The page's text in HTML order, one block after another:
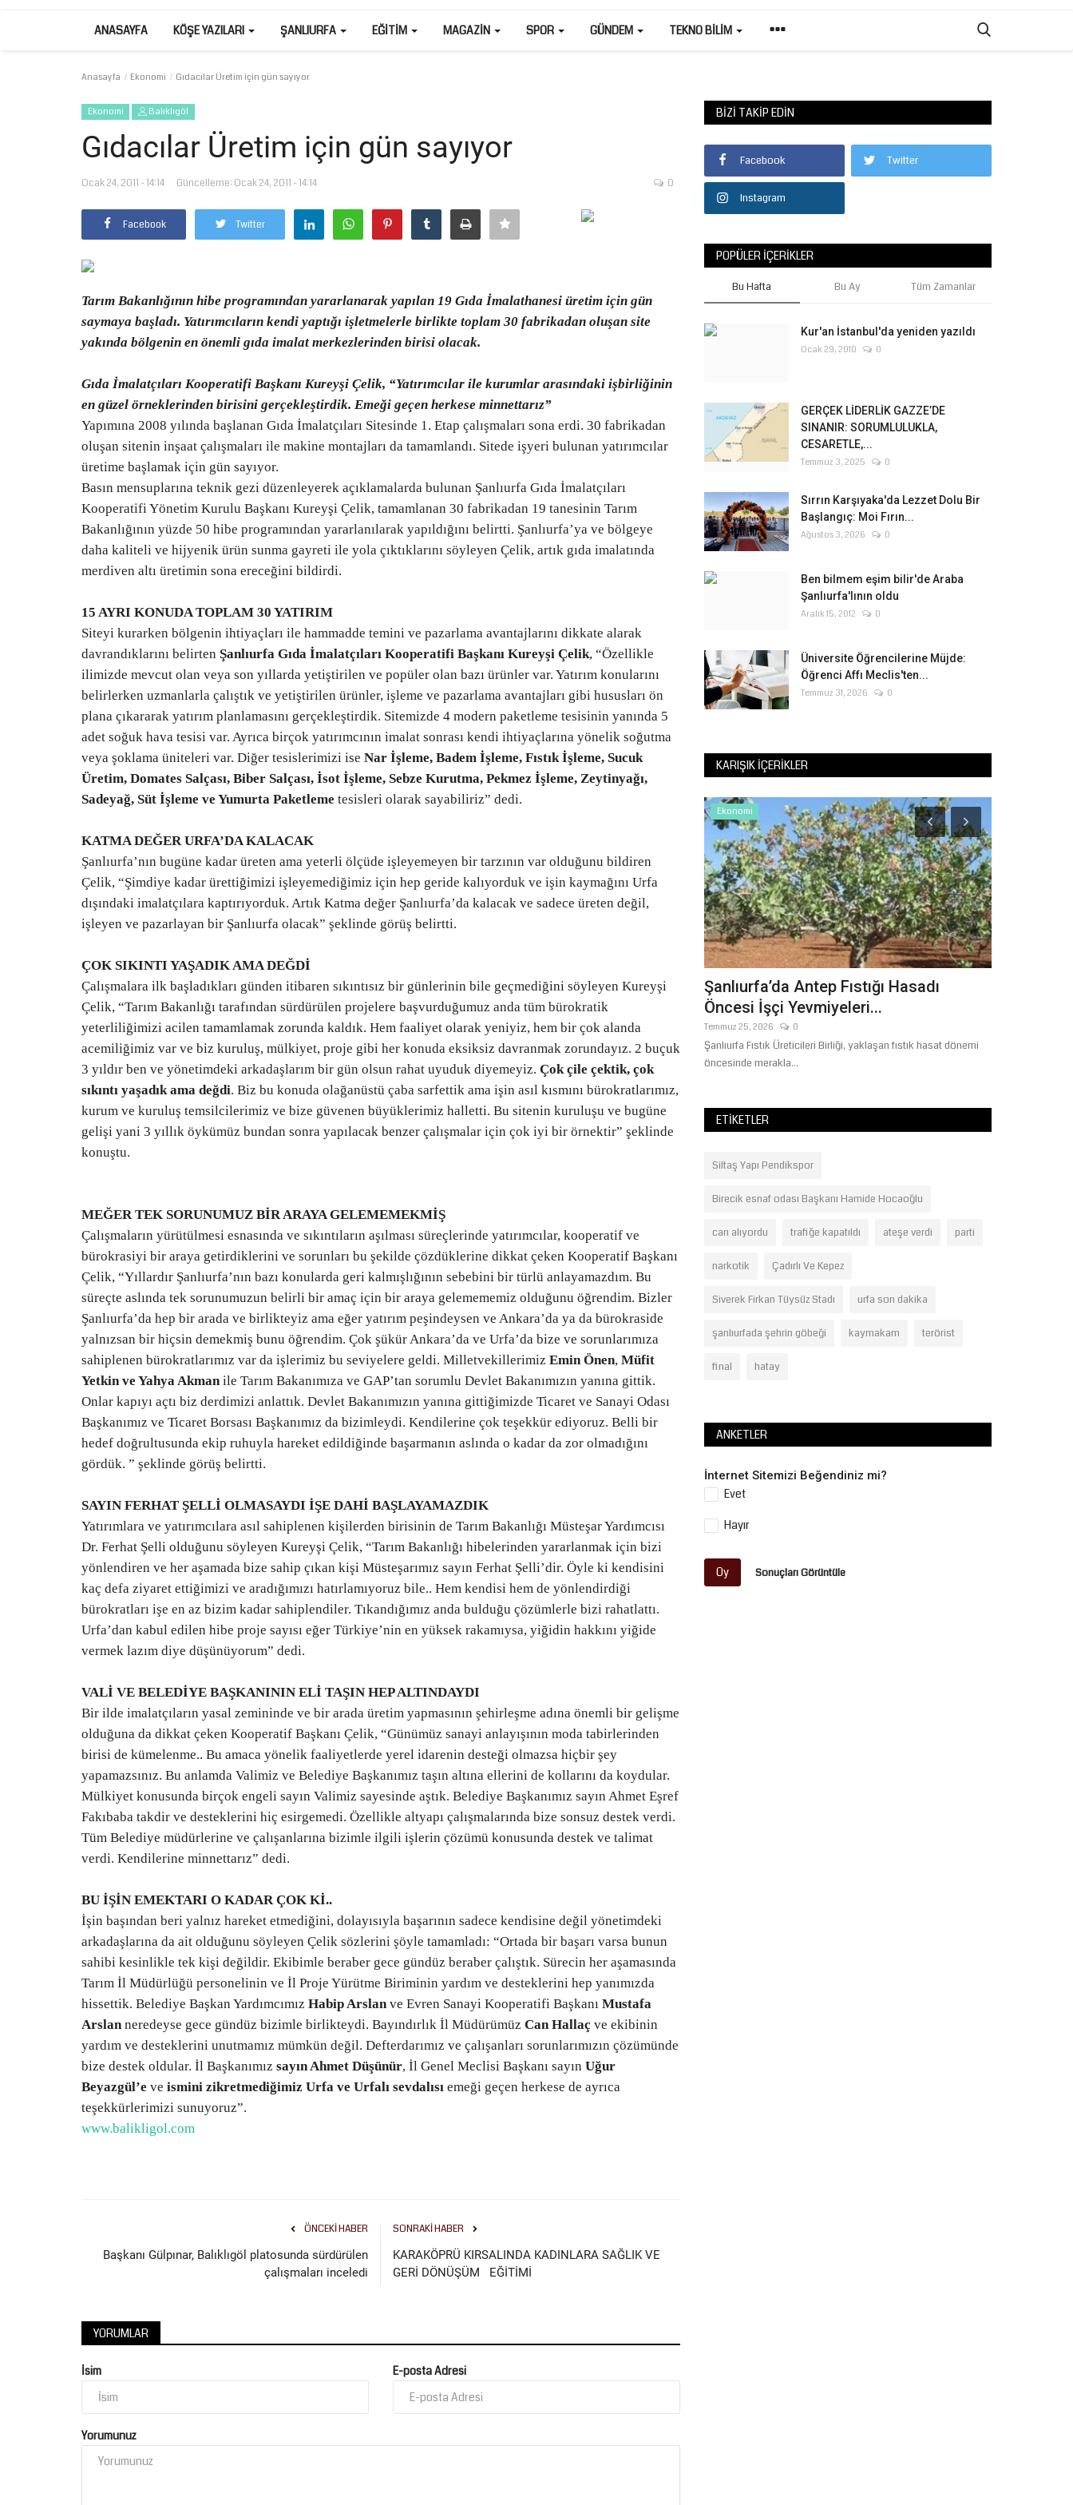
ANASAYFA KÖŞE YAZILARI ŞANLIURFA EĞITIM MAGAZIN SPOR GÜNDEM TEKNO BILIM
Anasayfa Ekonomi Gıdacılar Üretim için gün sayıyor
Ekonomi Balıklıgöl
Gıdacılar Üretim için gün sayıyor
Ocak 24, 2011 - 14:14 Güncelleme: Ocak 24, 2011 - 14:14 0
Facebook Twitter
Tarım Bakanlığının hibe programından yararlanarak yapılan 19 Gıda İmalathanesi üretim için gün
saymaya başladı. Yatırımcıların kendi yaptığı işletmelerle birlikte toplam 30 fabrikadan oluşan site
yakında bölgenin en önemli gıda imalat merkezlerinden birisi olacak.
Gıda İmalatçıları Kooperatifi Başkanı Kureyşi Çelik, “Yatırımcılar ile kurumlar arasındaki işbirliğinin
en güzel örneklerinden birisini gerçekleştirdik. Emeği geçen herkese minnettarız”
Yapımına 2008 yılında başlanan Gıda İmalatçıları Sitesinde 1. Etap çalışmaları sona erdi. 30 fabrikadan
oluşan sitenin inşaat çalışmaları ile makine montajları da tamamlandı. Sitede işyeri bulunan yatırımcılar
üretime başlamak için gün sayıyor.
Basın mensuplarına teknik gezi düzenleyerek açıklamalarda bulunan Şanlıurfa Gıda İmalatçıları
Kooperatifi Yönetim Kurulu Başkanı Kureyşi Çelik, tamamlanan 30 fabrikadan 19 tanesinin Tarım
Bakanlığının yüzde 50 hibe programından yararlanılarak yapıldığını belirtti. Şanlıurfa’ya ve bölgeye
daha kaliteli ve hijyenik ürün sunma gayreti ile yola çıktıklarını söyleyen Çelik, artık gıda imalatında
merdiven altı üretimin sona ereceğini bildirdi.
15 AYRI KONUDA TOPLAM 30 YATIRIM
Siteyi kurarken bölgenin ihtiyaçları ile hammadde temini ve pazarlama avantajlarını dikkate alarak
davrandıklarını belirten Şanlıurfa Gıda İmalatçıları Kooperatifi Başkanı Kureyşi Çelik, “Özellikle
ilimizde mevcut olan veya son yıllarda yetiştirilen ve popüler olan bazı ürünler var. Yatırım konularını
belirlerken uzmanlarla çalıştık ve yetiştirilen ürünler, işleme ve pazarlama avantajları gibi hususları ön
plana çıkararak yatırım planlamasını gerçekleştirdik. Sitemizde 4 modern paketleme tesisinin yanında 5
adet soğuk hava tesisi var. Ayrıca birçok yatırımcının imalat sonrası kendi ihtiyaçlarına yönelik soğutma
veya şoklama üniteleri var. Diğer tesislerimizi ise Nar İşleme, Badem İşleme, Fıstık İşleme, Sucuk
Üretim, Domates Salçası, Biber Salçası, İsot İşleme, Sebze Kurutma, Pekmez İşleme, Zeytinyağı,
Sadeyağ, Süt İşleme ve Yumurta Paketleme tesisleri olarak sayabiliriz” dedi.
KATMA DEĞER URFA’DA KALACAK
Şanlıurfa’nın bugüne kadar üreten ama yeterli ölçüde işleyemeyen bir tarzının var olduğunu bildiren
Çelik, “Şimdiye kadar ürettiğimizi işleyemediğimiz için hep geride kalıyorduk ve işin kaymağını Urfa
dışındaki imalatçılara kaptırıyorduk. Artık Katma değer Şanlıurfa’da kalacak ve sadece üreten değil,
işleyen ve pazarlayan bir Şanlıurfa olacak” şeklinde görüş belirtti.
ÇOK SIKINTI YAŞADIK AMA DEĞDİ
Çalışmalara ilk başladıkları günden itibaren sıkıntısız bir günlerinin bile geçmediğini söyleyen Kureyşi
Çelik, “Tarım Bakanlığı tarafından sürdürülen projelere başvurduğumuz anda tüm bürokratik
yeterliliğimizi acilen tamamlamak zorunda kaldık. Hem faaliyet olarak yeniyiz, hem bir çok alanda
acemiliğimiz var ve biz kuruluş, mülkiyet, proje gibi her konuda eksiksiz davranmak zorundayız. 2 buçuk
3 yıldır ben ve yönetimdeki arkadaşlarım bir gün olsun rahat uyuduk diyemeyiz. Çok çile çektik, çok
sıkıntı yaşadık ama değdi. Biz bu konuda olağanüstü çaba sarfettik ama işin asıl kısmını bürokratlarımız,
kurum ve kuruluş temsilcilerimiz ve bize güvenen büyüklerimiz halletti. Bu sitenin kuruluşu ve bugüne
gelişi yani 3 yıllık öykümüz bundan sonra yapılacak benzer çalışmalar için çok iyi bir örnektir” şeklinde
konuştu.
MEĞER TEK SORUNUMUZ BİR ARAYA GELEMEMEKMİŞ
Çalışmaların yürütülmesi esnasında ve sıkıntıların aşılması süreçlerinde yatırımcılar, kooperatif ve
bürokrasiyi bir araya getirdiklerini ve sorunları bu şekilde çözdüklerine dikkat çeken Kooperatif Başkanı
Çelik, “Yıllardır Şanlıurfa’nın bazı konularda geri kalmışlığının sebebini bir türlü anlayamazdım. Bu
süreçte aslında tek sorunumuzun belirli bir amaç için bir araya gelemememiz olduğunu öğrendim. Bizler
Şanlıurfa’da hep bir arada ve birlikteyiz ama eğer yatırım peşindeysen ve Ankara’da ya da bürokraside
yalnızsan bir hiçsin demekmiş bunu öğrendim. Çok şükür Ankara’da ve Urfa’da bize ve sorunlarımıza
sahiplenen bürokratlarımız var da işlerimiz bu seviyelere geldi. Milletvekillerimiz Emin Önen, Müfit
Yetkin ve Yahya Akmanile Tarım Bakanımıza ve GAP’tan sorumlu Devlet Bakanımızın yanına gittik.
Onlar kapıyı açtı biz derdimizi anlattık. Devlet Bakanımızın yanına gittiğimizde Ticaret ve Sanayi Odası
Başkanımız ve Ticaret Borsası Başkanımız da bizimleydi. Kendilerine çok teşekkür ediyoruz. Belli bir
hedef doğrultusunda ekip ruhuyla hareket edildiğinde başarmanın aslında o kadar da zor olmadığını
gördük. ” şeklinde görüş belirtti.
SAYIN FERHAT ŞELLİ OLMASAYDI İŞE DAHİ BAŞLAYAMAZDIK
Yatırımlara ve yatırımcılara asıl sahiplenen kişilerden birisinin de Tarım Bakanlığı Müsteşar Yardımcısı
Dr. Ferhat Şelli olduğunu söyleyen Kureyşi Çelik, “Tarım Bakanlığı hibelerinden yararlanmak için bizi
yönlendiren ve her aşamada bize sahip çıkan kişi Müsteşarımız sayın Ferhat Şelli’dir. Öyle ki kendisini
kaç defa ziyaret ettiğimizi ve aradığımızı hatırlamıyoruz bile.. Hem kendisi hem de yönlendirdiği
bürokratları işe en az bizim kadar sahiplendiler. Tıkandığımız anda bulduğu çözümlerle bizi rahatlattı.
Urfa’dan kabul edilen hibe proje sayısı eğer Türkiye’nin en yüksek rakamıysa, yiğidin hakkını yiğide
vermek lazım diye düşünüyorum” dedi.
VALİ VE BELEDİYE BAŞKANININ ELİ TAŞIN HEP ALTINDAYDI
Bir ilde imalatçıların yasal zemininde ve bir arada üretim yapmasının şehirleşme adına önemli bir gelişme
olduğuna da dikkat çeken Kooperatif Başkanı Çelik, “Günümüz sanayi anlayışının moda tabirlerinden
birisi de kümelenme.. Bu amaca yönelik faaliyetlerde yerel idarenin desteği olmazsa hiçbir şey
yapamazsınız. Bu anlamda Valimiz ve Belediye Başkanımız taşın altına ellerini de kollarını da koydular.
Mülkiyet konusunda birçok engeli sayın Valimiz sayesinde aştık. Belediye Başkanımız sayın Ahmet Eşref
Fakıbaba takdir ve desteklerini hiç esirgemedi. Özellikle altyapı çalışmalarında bize sonsuz destek verdi.
Tüm Belediye müdürlerine ve çalışanlarına bizimle ilgili işlerin çözümü konusunda destek ve talimat
verdi. Kendilerine minnettarız” dedi.
BU İŞİN EMEKTARI O KADAR ÇOK Kİ..
İşin başından beri yalnız hareket etmediğini, dolayısıyla başarının sadece kendisine değil yönetimdeki
arkadaşlarına da ait olduğunu söyleyen Çelik sözlerini şöyle tamamladı: “Ortada bir başarı varsa bunun
sahibi kesinlikle tek kişi değildir. Ekibimle beraber gece gündüz beraber çalıştık. Sürecin her aşamasında
Tarım İl Müdürlüğü personelinin ve İl Proje Yürütme Biriminin yardım ve desteklerini hep yanımızda
hissettik. Belediye Başkan Yardımcımız Habip Arslanve Evren Sanayi Kooperatifi Başkanı Mustafa
Arslanneredeyse gece gündüz bizimle birlikteydi. Bayındırlık İl Müdürümüz Can Hallaç ve ekibinin
yardım ve desteklerini unutmamız mümkün değil. Defterdarımız ve çalışanları sorunlarımızın çözümünde
bize destek oldular. İl Başkanımız sayın Ahmet Düşünür, İl Genel Meclisi Başkanı sayın Uğur
Beyazgül’e ve ismini zikretmediğimiz Urfa ve Urfalı sevdalısı emeği geçen herkese de ayrıca
teşekkürlerimizi sunuyoruz”.
www.balikligol.com
ÖNCEKI HABER
Başkanı Gülpınar, Balıklıgöl platosunda sürdürülen
çalışmaları inceledi
SONRAKI HABER
KARAKÖPRÜ KIRSALINDA KADINLARA SAĞLIK VE
GERİ DÖNÜŞÜM EĞİTİMİ
YORUMLAR
İsim E-posta Adresi
Yorumunuz
BIZI TAKIP EDIN
Facebook Twitter
Instagram
POPÜLER İÇERIKLER
Bu Hafta Bu Ay Tüm Zamanlar
Kur'an İstanbul'da yeniden yazıldı
Ocak 29, 2010 0
GERÇEK LİDERLİK GAZZE’DE
SINANIR: SORUMLULUKLA,
CESARETLE,...
Temmuz 3, 2025 0
Sırrın Karşıyaka'da Lezzet Dolu Bir
Başlangıç: Moi Fırın...
Ağustos 3, 2026 0
Ben bilmem eşim bilir'de Araba
Şanlıurfa'lının oldu
Aralık 15, 2012 0
Üniversite Öğrencilerine Müjde:
Öğrenci Affı Meclis'ten...
Temmuz 31, 2026 0
KARIŞIK İÇERIKLER
BAĞLILARININ “BABO”SU:
ABDÜLHEKİM TAŞKIN, ŞECERESİ,
BABASI...
Temmuz 17, 2026 0
Milyonların Beklediği Gün Geldi: 2026
KPSS Başvuruları...
Temmuz 1, 2026 0
Ölçme, Seçme ve Yerleştirme Merkezi (ÖSYM), 2026-KPSS
Lisans başvurularının başladığını...
Ekonomi
Şanlıurfa’da Antep Fıstığı Hasadı
Öncesi İşçi Yevmiyeleri...
Temmuz 25, 2026 0
Şanlıurfa Fıstık Üreticileri Birliği, yaklaşan fıstık hasat dönemi
öncesinde merakla...
ETIKETLER
Siltaş Yapı Pendikspor
Birecik esnaf odası Başkanı Hamide Hocaoğlu
can alıyordu trafiğe kapatıldı ateşe verdi parti
narkotik Çadırlı Ve Kepez
Siverek Firkan Tüysüz Stadı urfa son dakika
şanlıurfada şehrin göbeği kaymakam terörist
final hatay
ANKETLER
İnternet Sitemizi Beğendiniz mi?
Evet
Hayır
Oy Sonuçları Görüntüle